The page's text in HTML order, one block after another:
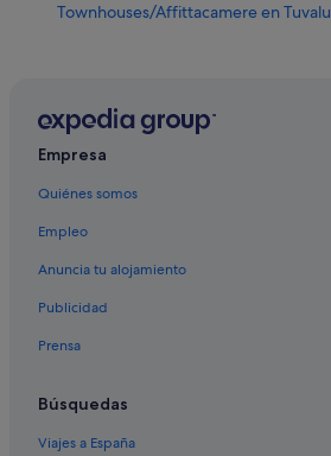
Townhouses/Affittacamere en Tuvalu
Hoteles cerca de Estadio Vaiaku
Hoteles de aventura en Tuvalu
Hoteles LGTBQIA en Tuvalu
Pousadas en Tuvalu
Fongafale hoteles
Empresa
Quiénes somos
Empleo
Anuncia tu alojamiento
Publicidad
Prensa
Búsquedas
Viajes a España